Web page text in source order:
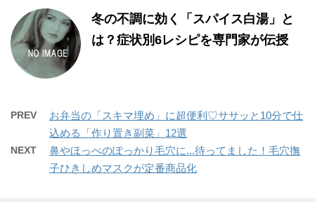
冬の不調に効く「スパイス白湯」と
は？症状別6レシピを専門家が伝授
PREV
お弁当の「スキマ埋め」に超便利♡ササッと10分で仕
込める「作り置き副菜」12選
NEXT
鼻やほっぺのぽっかり毛穴に...待ってました！毛穴撫
子ひきしめマスクが定番商品化